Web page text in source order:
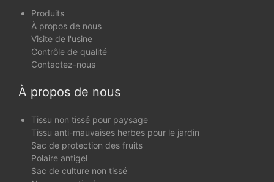
Produits
À propos de nous
Visite de l'usine
Contrôle de qualité
Contactez-nous
À propos de nous
Tissu non tissé pour paysage
Tissu anti-mauvaises herbes pour le jardin
Sac de protection des fruits
Polaire antigel
Sac de culture non tissé